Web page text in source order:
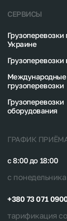
ГРАФИК
с 8:00 до 18:00
с
+380 73 071
тарификация
СЕРВИСЫ
Грузоперевозки
Украине
Грузоперевозки
Международные
грузоперевозки
Грузоперевозки
оборудования